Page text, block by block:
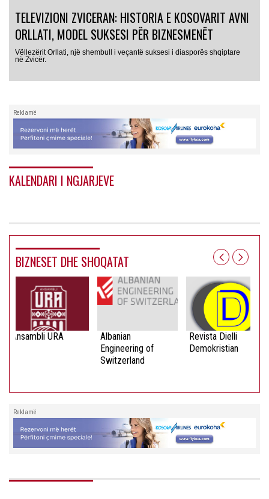
TELEVIZIONI ZVICERAN: HISTORIA E KOSOVARIT AVNI
ORLLATI, MODEL SUKSESI PËR BIZNESMENËT
Vëllezërit Orllati, një shembull i veçantë suksesi i diasporës shqiptare
në Zvicër.
Reklamë
KALENDARI I NGJARJEVE
BIZNESET DHE SHOQATAT
Ansambli URA
Albanian
Engineering of
Switzerland
Revista Dielli
Demokristian
Reklamë